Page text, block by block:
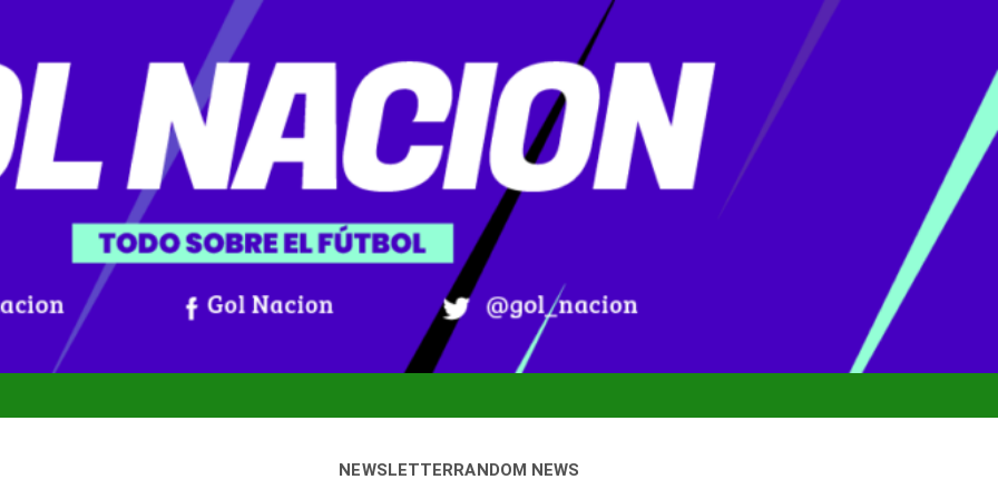
NEWSLETTERRANDOM NEWS